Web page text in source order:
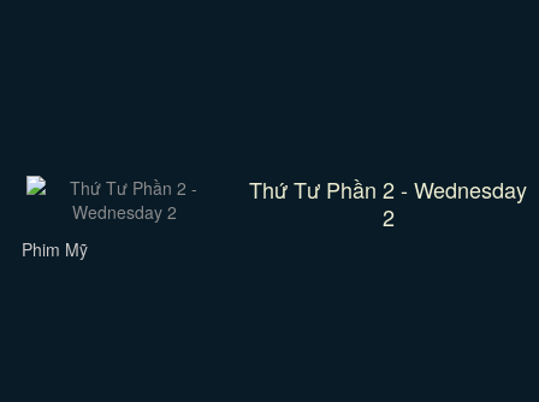
Thứ Tư Phần 2 - Wednesday
2
Phim Mỹ